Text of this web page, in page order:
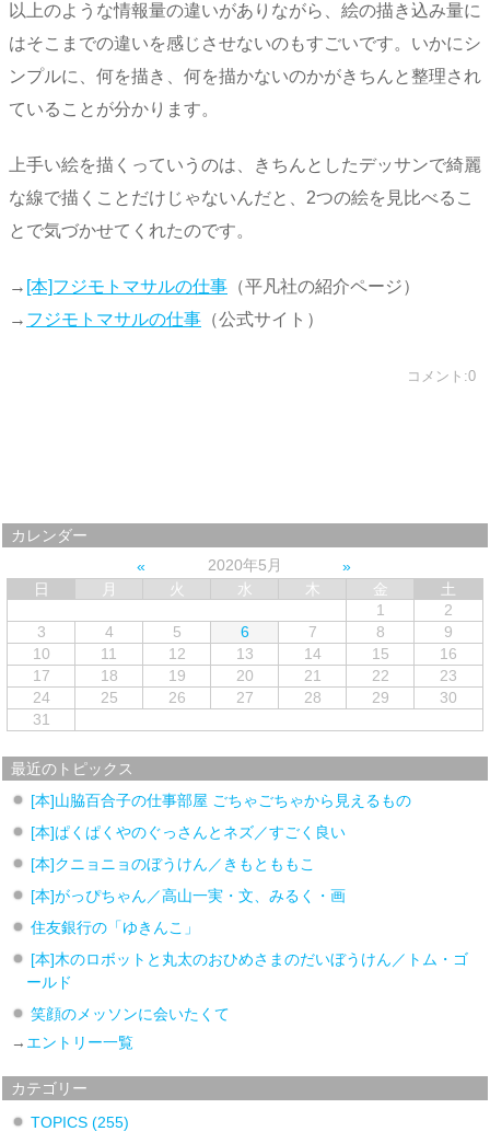
以上のような情報量の違いがありながら、絵の描き込み量に
はそこまでの違いを感じさせないのもすごいです。いかにシ
ンプルに、何を描き、何を描かないのかがきちんと整理され
ていることが分かります。
上手い絵を描くっていうのは、きちんとしたデッサンで綺麗
な線で描くことだけじゃないんだと、2つの絵を見比べるこ
とで気づかせてくれたのです。
→ [本]フジモトマサルの仕事 （平凡社の紹介ページ）
→ フジモトマサルの仕事 （公式サイト）
コメント:0
カレンダー
2020年5月
日
月 火 水 木 金
土
1
2
3
4 5 6 7 8
9
10
11 12 13 14 15
16
17
18 19 20 21 22
23
24
25 26 27 28 29
30
31
最近のトピックス
[本]山脇百合子の仕事部屋 ごちゃごちゃから見えるもの
[本]ぱくぱくやのぐっさんとネズ／すごく良い
[本]クニョニョのぼうけん／きもとももこ
[本]がっぴちゃん／高山一実・文、みるく・画
住友銀行の「ゆきんこ」
[本]木のロボットと丸太のおひめさまのだいぼうけん／トム・ゴ
ールド
笑顔のメッソンに会いたくて
→ エントリー一覧
カテゴリー
TOPICS(255)